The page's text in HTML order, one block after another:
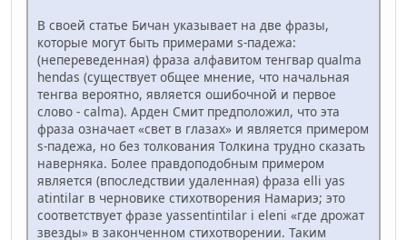
В своей статье Бичан указывает на две фразы,
которые могут быть примерами s-падежа:
(непереведенная) фраза алфавитом тенгвар qualma
hendas (существует общее мнение, что начальная
тенгва вероятно, является ошибочной и первое
слово - calma). Арден Смит предположил, что эта
фраза означает «свет в глазах» и является примером
s-падежа, но без толкования Толкина трудно сказать
наверняка. Более правдоподобным примером
является (впоследствии удаленная) фраза elli yas
atintilar в черновике стихотворения Намариэ; это
соответствует фразе yassentintilar i eleni «где дрожат
звезды» в законченном стихотворении. Таким